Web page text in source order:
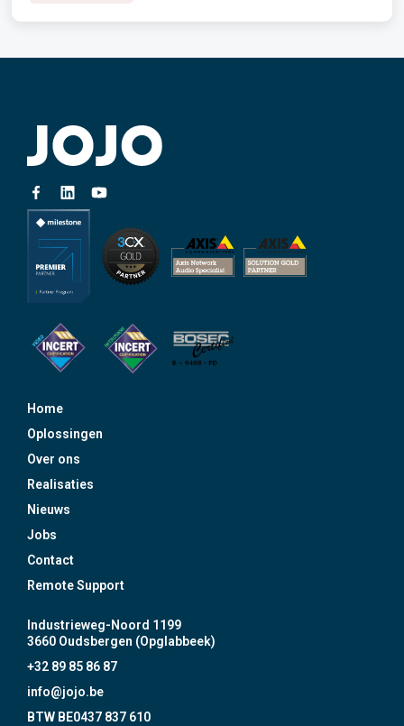
Home
Oplossingen
Over ons
Realisaties
Nieuws
Jobs
Contact
Remote Support
Industrieweg-Noord 1199
3660 Oudsbergen (Opglabbeek)
+32 89 85 86 87
info@jojo.be
BTW BE0437 837 610